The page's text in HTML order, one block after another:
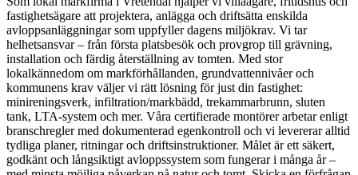
fastighetsägare att projektera, anlägga och driftsätta enskilda
avloppsanläggningar som uppfyller dagens miljökrav. Vi tar
helhetsansvar – från första platsbesök och provgrop till grävning,
installation och färdig återställning av tomten. Med stor
lokalkännedom om markförhållanden, grundvattennivåer och
kommunens krav väljer vi rätt lösning för just din fastighet:
minireningsverk, infiltration/markbädd, trekammarbrunn, sluten
tank, LTA-system och mer. Våra certifierade montörer arbetar enligt
branschregler med dokumenterad egenkontroll och vi levererar alltid
tydliga planer, ritningar och driftsinstruktioner. Målet är ett säkert,
godkänt och långsiktigt avloppssystem som fungerar i många år –